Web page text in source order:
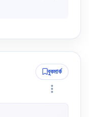
বুকমার্ক